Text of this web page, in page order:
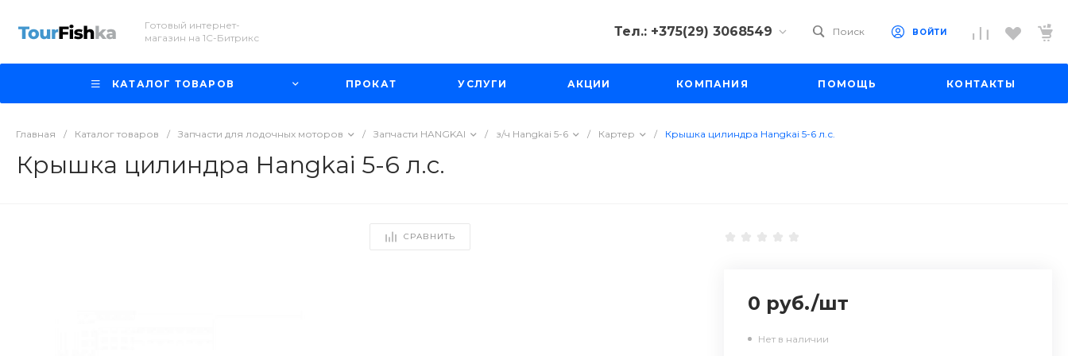
Готовый интернет-
магазин на 1С-Битрикс
Тел.: +375(29) 3068549
Минск, Пр-д
Пт-Вс с 11:00 до 19:00
Поиск ВОЙТИ
КАТАЛОГ ТОВАРОВ ПРОКАТ УСЛУГИ АКЦИИ КОМПАНИЯ ПОМОЩЬ КОНТАКТЫ
Главная / Каталог товаров / Запчасти для лодочных моторов / Запчасти HANGKAI / з/ч Hangkai 5-6 / Картер / Крышка цилиндра Hangkai 5-6 л.с.
Крышка цилиндра Hangkai 5-6 л.с.
СРАВНИТЬ
0 руб./шт
Нет в наличии